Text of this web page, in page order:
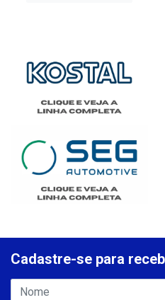
Cadastre-se para